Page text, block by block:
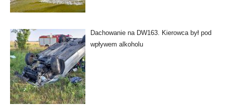
Dachowanie na DW163. Kierowca był pod
wpływem alkoholu